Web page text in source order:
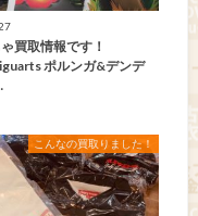
買取情報です！
ポルンガ&デンデ
こんなの買取りました！